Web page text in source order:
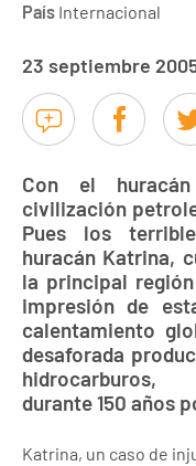
País Internacional
23 septiembre
Con el
civilización
Pues los
huracán Katrina,
la principal
impresión de
calentamiento
desaforada
hidrocarburos,
durante 150 años
Katrina, un caso de